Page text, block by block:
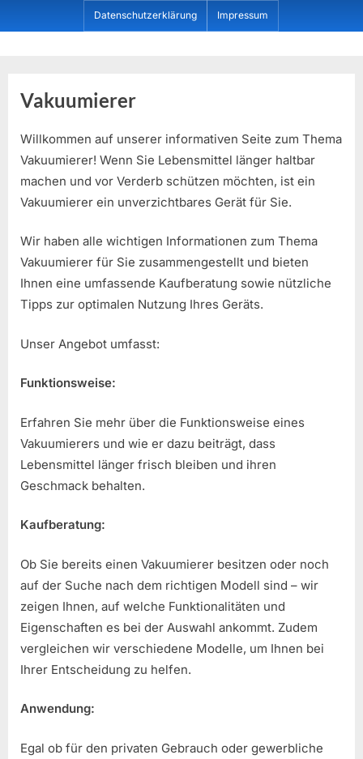
to
Datenschutzerklärung Impressum
Vakuumierer
Willkommen auf unserer informativen Seite zum Thema
Vakuumierer! Wenn Sie Lebensmittel länger haltbar
machen und vor Verderb schützen möchten, ist ein
Vakuumierer ein unverzichtbares Gerät für Sie.
Wir haben alle wichtigen Informationen zum Thema
Vakuumierer für Sie zusammengestellt und bieten
Ihnen eine umfassende Kaufberatung sowie nützliche
Tipps zur optimalen Nutzung Ihres Geräts.
Unser Angebot umfasst:
Funktionsweise:
Erfahren Sie mehr über die Funktionsweise eines
Vakuumierers und wie er dazu beiträgt, dass
Lebensmittel länger frisch bleiben und ihren
Geschmack behalten.
Kaufberatung:
Ob Sie bereits einen Vakuumierer besitzen oder noch
auf der Suche nach dem richtigen Modell sind – wir
zeigen Ihnen, auf welche Funktionalitäten und
Eigenschaften es bei der Auswahl ankommt. Zudem
vergleichen wir verschiedene Modelle, um Ihnen bei
Ihrer Entscheidung zu helfen.
Anwendung:
Egal ob für den privaten Gebrauch oder gewerbliche